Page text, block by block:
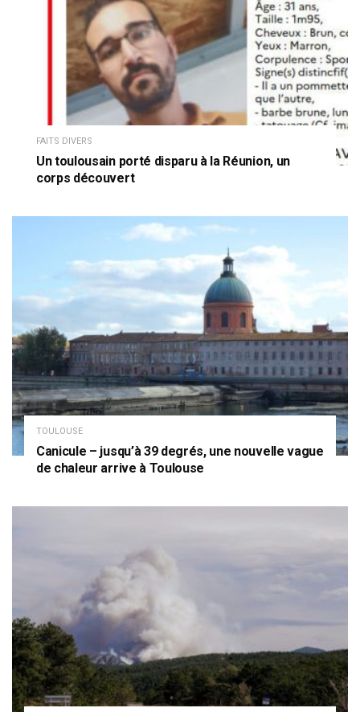
FAITS DIVERS
Un toulousain porté disparu à la Réunion, un
corps découvert
TOULOUSE
Canicule – jusqu’à 39 degrés, une nouvelle vague
de chaleur arrive à Toulouse